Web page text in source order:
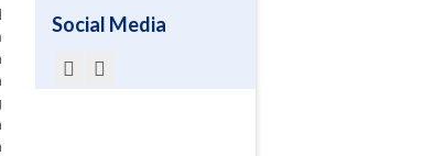
Social Media